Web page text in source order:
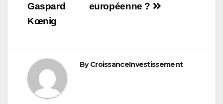
européenne ?
Gaspard
Kœnig
ByCroissanceInvestissement